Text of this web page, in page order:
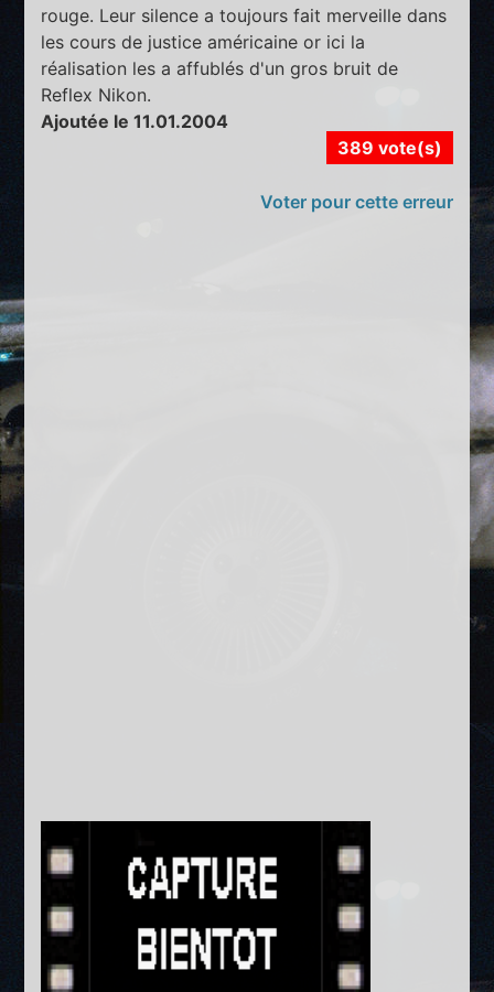
rouge. Leur silence a toujours fait merveille dans
les cours de justice américaine or ici la
réalisation les a affublés d'un gros bruit de
Reflex Nikon.
Ajoutée le 11.01.2004
389 vote(s)
Voter pour cette erreur